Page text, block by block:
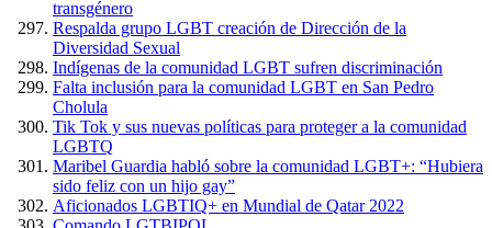
transgénero
Respalda grupo LGBT creación de Dirección de la
Diversidad Sexual
Indígenas de la comunidad LGBT sufren discriminación
Falta inclusión para la comunidad LGBT en San Pedro
Cholula
Tik Tok y sus nuevas políticas para proteger a la comunidad
LGBTQ
Maribel Guardia habló sobre la comunidad LGBT+: “Hubiera
sido feliz con un hijo gay”
Aficionados LGBTIQ+ en Mundial de Qatar 2022